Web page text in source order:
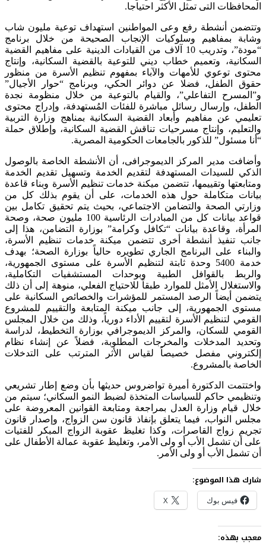
المحافظات التى تمثل الأكثر احتياجا.
وتتضمن أنشطة رفع وعى المواطنين استهداف توعية مليون شاب
وشابة بمفاهيم وسلوكيات الإنجاب الصحيحة من خلال برنامج
“مودة”، وتدريب 10 آلاف من القيادات الدينية على مفاهيم القضية
السكانية، وتعميم خطاب ديني للتوعية بالقضية السكانية، وإنتاج
محتوى توعوي للأمهات والآباء بمفهوم تنظيم الأسرة من منظور
حقوق الطفل، فضلا عن دوائر الحكي، وبرنامج “حوار الأجيال”
و”المسرح التفاعلي”، والقيام بالتوعية من خلال منظومة نجدة
الطفل، وإرسال رسائل مباشرة للفئات المُستهدفة، وإدراج محتوى
تعليمي عن مفاهيم وأبعاد القضية السكانية بمناهج وزارة التربية
والتعليم، وإنتاج مسرحيات تناقش القضية السكانية، وإطلاق حملة
“أنا مسئول” للذكور بالجامعات الحكومية المصرية.
وأضافت مدير المركز الديموجرافى، أن الأنشطة الخاصة بالوصول
الذكي للسيدات المستهدفة لتقديم الخدمة وتسهيل تقديم الخدمة
ومتابعتها وتقييمها، تتضمن ميكنة خدمات تنظيم الأسرة وبناء قاعدة
بيانات متكاملة حول هذه الخدمات، على أن يقوم بذلك كل من
وزارتي الصحة والتضامن الاجتماعي، بحيث يتم تحقيق تكامل بين
قواعد بيانات كل من المبادرات الرئاسية 100 مليون صحة، وصحة
المرأة، وقاعدة بيانات “تكافل وكرامة” بوزارة التضامن، هذا إلى
جانب تنفيذ أنشطة أخرى تتضمن ميكنة خدمات تنظيم الأسرة،
والبناء على البرنامج الجاري تطويره حالياً بوزارة الصحة؛ بهدف
خدمة 5400 وحدة ثابتة لتنظيم الأسرة على مستوى الجمهورية،
والربط بالقوافل الطبية وبوحدات المستشفيات التكاملية،
والاستغلال الأمثل للموارد طبقاً للاحتياج الفعلي، منوهة إلى أن ذلك
يتضمن أيضاً الرصد المستمر للمؤشرات والخصائص السكانية على
مستوى الجمهورية، إلى جانب ميكنة المتابعة والتقييم للمشروع
القومي لتنظيم الأسرة لتقييم الأداء دورياً، وذلك من خلال المجلس
القومي للسكان، والمركز الديموجرافي بوزارة التخطيط، لدراسة
وتحديد المدخلات والمخرجات المطلوبة، فضلاً عن إنشاء نظام
إلكتروني مفصل خصيصاً لقياس الأثر المترتب على التدخلات
الخاصة بالمشروع.
واختتمت الدكتورة أميرة تواضروس حديثها بأن وضع إطار تشريعي
وتنظيمي حاكم للسياسات المتخذة لضبط النمو السكاني؛ سيتم من
خلال قيام وزارة العدل بمراجعة ومتابعة القوانين المعروضة على
مجلس النواب، فيما يتعلق بإنفاذ قانون سن الزواج، وإصدار قانون
تجريم زواج القاصرات، وكذا تغليظ عقوبة الزواج المبكر للفتيات
على أن تشمل الأب أو ولى الأمر، وتغليظ عقوبة عمالة الأطفال على
أن تشمل الأب أو ولى الأمر.
شارك هذا الموضوع:
فيس بوك X
معجب بهذه: